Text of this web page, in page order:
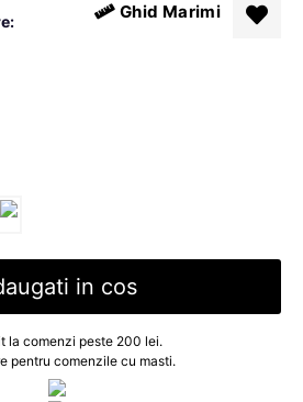
Ghid Marimi
in cos
la comenzi peste 200 lei.
pentru comenzile cu masti.